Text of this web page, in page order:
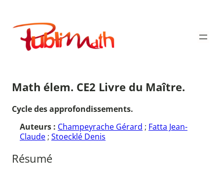
contenu
Publimath
Math élem. CE2 Livre du Maître.
Cycle des approfondissements.
Auteurs : Champeyrache Gérard ; Fatta Jean-
Claude ; Stoecklé Denis
Résumé